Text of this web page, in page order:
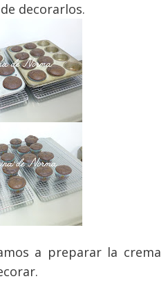
decorarlos.
a preparar la crema